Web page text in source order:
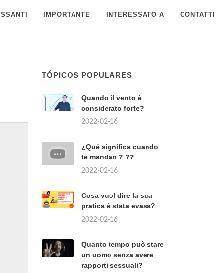
IMPORTANTE INTERESSATO A CONTATTI
TÓPICOS POPULARES
Quando il vento è
considerato forte?
2022-02-16
¿Qué significa cuando
te mandan ? ??
2022-02-16
Cosa vuol dire la sua
pratica è stata evasa?
2022-02-16
Quanto tempo può stare
un uomo senza avere
rapporti sessuali?